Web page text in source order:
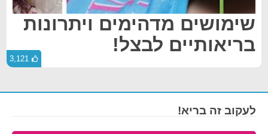
שימושים מדהימים ויתרונות
בריאותיים לבצל!
3,121
לעקוב זה בריא!